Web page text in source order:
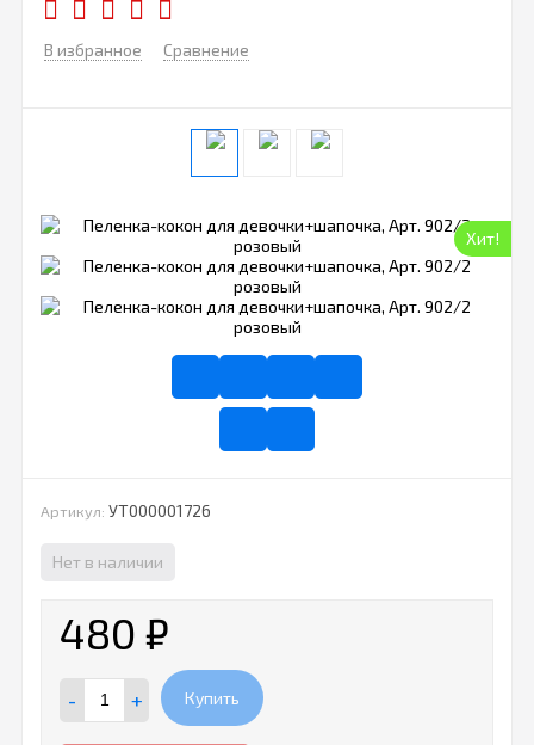
В избранное Сравнение
Хит!
Артикул: УТ000001726
Нет в наличии
480 ₽
- + Купить